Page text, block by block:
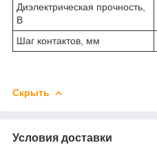
Диэлектрическая прочность,
В
Шаг контактов, мм
Скрыть
Условия доставки